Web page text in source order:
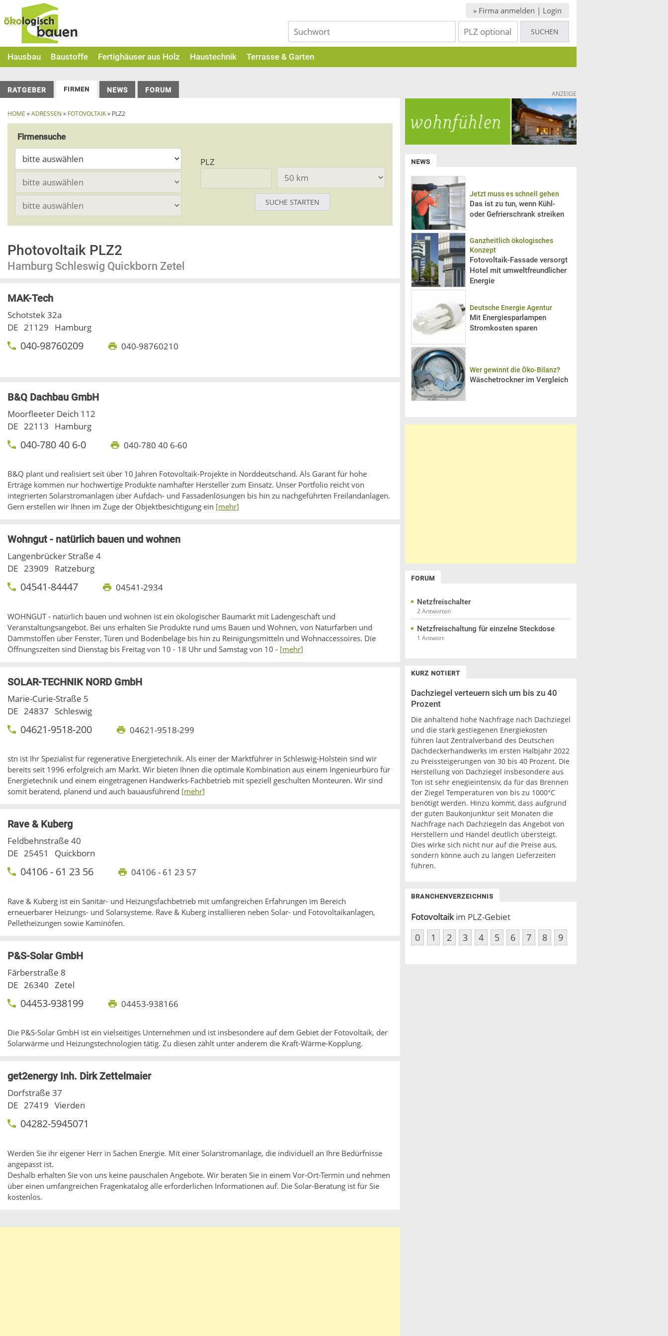
to
content
» Firma anmelden | Login
Hausbau Baustoffe Fertighäuser aus Holz Haustechnik Terrasse & Garten
RATGEBER FIRMEN NEWS FORUM
HOME »ADRESSEN » FOTOVOLTAIK» PLZ2
Firmensuche
PLZ
Photovoltaik PLZ2
Hamburg Schleswig Quickborn Zetel
MAK-Tech
Schotstek 32a
DE 21129 Hamburg
040-98760209 040-98760210
B&Q Dachbau GmbH
Moorfleeter Deich 112
DE 22113 Hamburg
040-780 40 6-0 040-780 40 6-60
B&Q plant und realisiert seit über 10 Jahren Fotovoltaik-Projekte in Norddeutschand. Als Garant für hohe
Erträge kommen nur hochwertige Produkte namhafter Hersteller zum Einsatz. Unser Portfolio reicht von
integrierten Solarstromanlagen über Aufdach- und Fassadenlösungen bis hin zu nachgeführten Freilandanlagen.
Gern erstellen wir Ihnen im Zuge der Objektbesichtigung ein [mehr]
Wohngut - natürlich bauen und wohnen
Langenbrücker Straße 4
DE 23909 Ratzeburg
04541-84447 04541-2934
WOHNGUT - natürlich bauen und wohnen ist ein ökologischer Baumarkt mit Ladengeschäft und
Veranstaltungsangebot. Bei uns erhalten Sie Produkte rund ums Bauen und Wohnen, von Naturfarben und
Dämmstoffen über Fenster, Türen und Bodenbeläge bis hin zu Reinigungsmitteln und Wohnaccessoires. Die
Öffnungszeiten sind Dienstag bis Freitag von 10 - 18 Uhr und Samstag von 10 - [mehr]
SOLAR-TECHNIK NORD GmbH
Marie-Curie-Straße 5
DE 24837 Schleswig
04621-9518-200 04621-9518-299
stn ist Ihr Spezialist für regenerative Energietechnik. Als einer der Marktführer in Schleswig-Holstein sind wir
bereits seit 1996 erfolgreich am Markt. Wir bieten Ihnen die optimale Kombination aus einem Ingenieurbüro für
Energietechnik und einem eingetragenen Handwerks-Fachbetrieb mit speziell geschulten Monteuren. Wir sind
somit beratend, planend und auch bauausführend [mehr]
Rave & Kuberg
Feldbehnstraße 40
DE 25451 Quickborn
04106 - 61 23 56 04106 - 61 23 57
Rave & Kuberg ist ein Sanitär- und Heizungsfachbetrieb mit umfangreichen Erfahrungen im Bereich
erneuerbarer Heizungs- und Solarsysteme. Rave & Kuberg installieren neben Solar- und Fotovoltaikanlagen,
Pelletheizungen sowie Kaminöfen.
P&S-Solar GmbH
Färberstraße 8
DE 26340 Zetel
04453-938199 04453-938166
Die P&S-Solar GmbH ist ein vielseitiges Unternehmen und ist insbesondere auf dem Gebiet der Fotovoltaik, der
Solarwärme und Heizungstechnologien tätig. Zu diesen zählt unter anderem die Kraft-Wärme-Kopplung.
get2energy Inh. Dirk Zettelmaier
Dorfstraße 37
DE 27419 Vierden
04282-5945071
Werden Sie ihr eigener Herr in Sachen Energie. Mit einer Solarstromanlage, die individuell an Ihre Bedürfnisse
angepasst ist.
Deshalb erhalten Sie von uns keine pauschalen Angebote. Wir beraten Sie in einem Vor-Ort-Termin und nehmen
über einen umfangreichen Fragenkatalog alle erforderlichen Informationen auf. Die Solar-Beratung ist für Sie
kostenlos.
ANZEIGE
NEWS
Jetzt muss es schnell gehen
Das ist zu tun, wenn Kühl-
oder Gefrierschrank streiken
Ganzheitlich ökologisches
Konzept
Fotovoltaik-Fassade versorgt
Hotel mit umweltfreundlicher
Energie
Deutsche Energie Agentur
Mit Energiesparlampen
Stromkosten sparen
Wer gewinnt die Öko-Bilanz?
Wäschetrockner im Vergleich
FORUM
Netzfreischalter
2 Antworten
Netzfreischaltung für einzelne Steckdose
1 Antwort
KURZ NOTIERT
Dachziegel verteuern sich um bis zu 40
Prozent
Die anhaltend hohe Nachfrage nach Dachziegel
und die stark gestiegenen Energiekosten
führen laut Zentralverband des Deutschen
Dachdeckerhandwerks im ersten Halbjahr 2022
zu Preissteigerungen von 30 bis 40 Prozent. Die
Herstellung von Dachziegel insbesondere aus
Ton ist sehr enegieintensiv, da für das Brennen
der Ziegel Temperaturen von bis zu 1000°C
benötigt werden. Hinzu kommt, dass aufgrund
der guten Baukonjunktur seit Monaten die
Nachfrage nach Dachziegeln das Angebot von
Herstellern und Handel deutlich übersteigt.
Dies wirke sich nicht nur auf die Preise aus,
sondern könne auch zu langen Lieferzeiten
führen.
BRANCHENVERZEICHNIS
Fotovoltaikim PLZ-Gebiet
0 1 2 3 4 5 6 7 8 9